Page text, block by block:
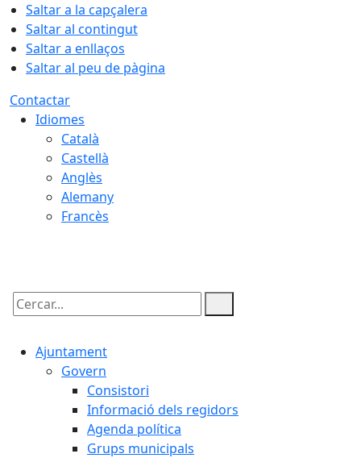
Saltar a la capçalera
Saltar al contingut
Saltar a enllaços
Saltar al peu de pàgina
Contactar
Idiomes
Català
Castellà
Anglès
Alemany
Francès
Cercar:
Ajuntament
Govern
Consistori
Informació dels regidors
Agenda política
Grups municipals